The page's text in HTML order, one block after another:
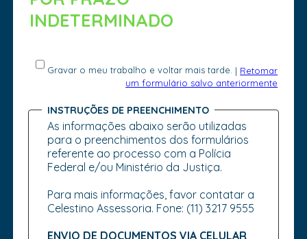
INDETERMINADO
Gravar o meu trabalho e voltar mais tarde. | Retomar
um formulário salvo anteriormente
INSTRUÇÕES DE PREENCHIMENTO
As informações abaixo serão utilizadas
para o preenchimentos dos formulários
referente ao processo com a Polícia
Federal e/ou Ministério da Justiça.
Para mais informações, favor contatar a
Celestino Assessoria. Fone: (11) 3217 9555
ENVIO DE DOCUMENTOS VIA CELULAR